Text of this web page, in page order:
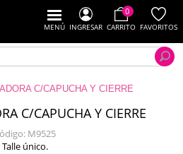
MENÚ INGRESAR
0
CARRITO FAVORITOS
C/CAPUCHA Y CIERRE
C/CAPUCHA Y CIERRE
M9525
Talle único.